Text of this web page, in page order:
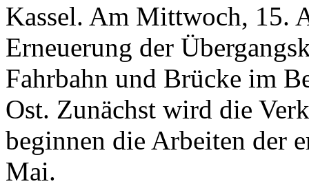
Kassel. Am Mittwoch, 15.
Erneuerung der
Fahrbahn und Brücke im
Ost. Zunächst wird die
beginnen die Arbeiten der
Mai.